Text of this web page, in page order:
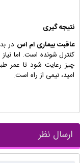
نتیجه گیری
عاقبت بیماری ام اس در
کنترل شونده است. اما
چیز رعایت شود تا عمر
امید، نیمی از راه است.
ارسال نظر